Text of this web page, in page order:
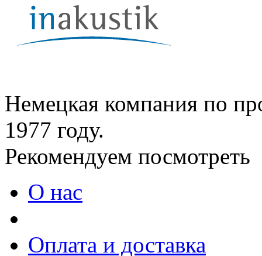
Немецкая компания по
1977 году.
Рекомендуем посмотреть
О нас
Оплата и доставка